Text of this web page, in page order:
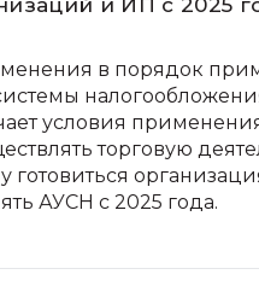
в порядок
условия
торговую
готовиться
АУСН с 2025 года.